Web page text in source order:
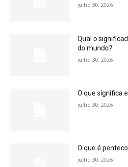
julho 30, 2026
Qual o
do mundo?
julho 30, 2026
O que significa
julho 30, 2026
O que é
julho 30, 2026